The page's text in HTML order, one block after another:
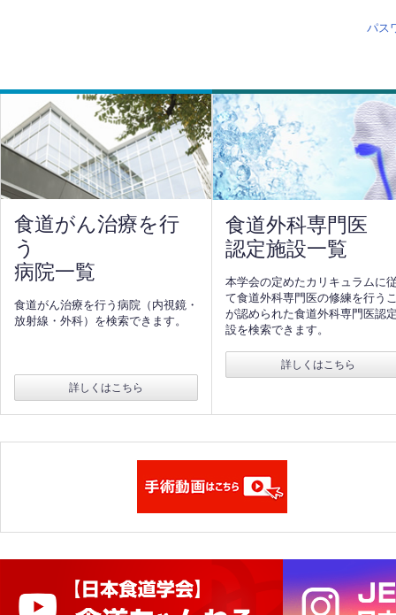
パス
食道がん治療を行
う
病院一覧
食道がん治療を行う病院（内視鏡・
放射線・外科）を検索できます。
詳しくはこちら
食道外科専門医
認定施設一覧
本学会の定めたカリキュラムに
て食道外科専門医の修練を行う
が認められた食道外科専門医認
設を検索できます。
詳しくはこちら